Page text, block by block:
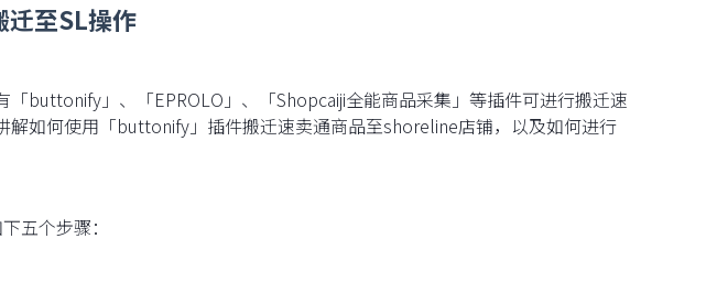
至SL操作
buttonify」、「EPROLO」、「Shopcaiji全能商品采集」等插件可进行搬迁速
解如何使用「buttonify」插件搬迁速卖通商品至shoreline店铺，以及如何进行
五个步骤：